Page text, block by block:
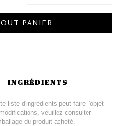
PANIER
INGRÉDIENTS
liste d'ingrédients peut faire l'objet
veuillez consulter
du produit acheté.